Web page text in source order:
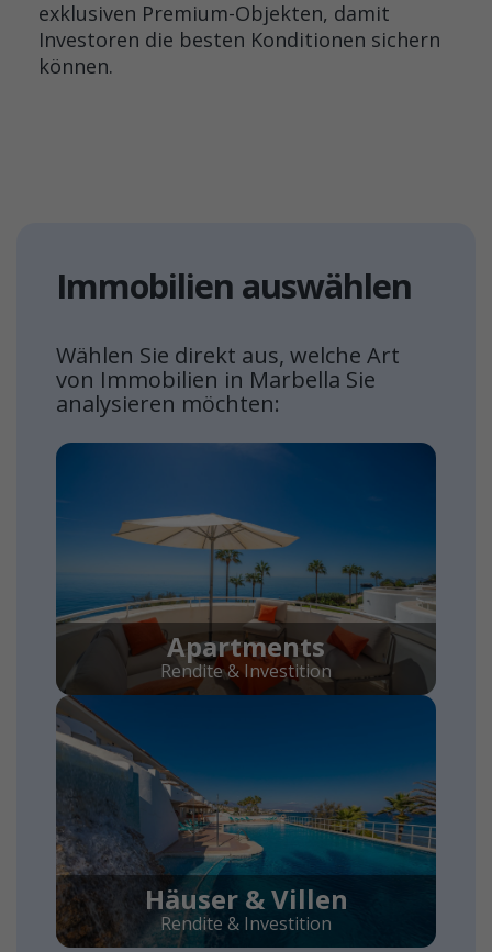
exklusiven Premium-Objekten, damit
Investoren die besten Konditionen sichern
können.
Immobilien auswählen
Wählen Sie direkt aus, welche Art
von Immobilien in Marbella Sie
analysieren möchten:
Apartments
Rendite & Investition
Häuser & Villen
Rendite & Investition